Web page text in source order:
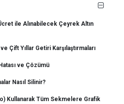
ile Alınabilecek Çeyrek Altın
Çift Yıllar Getiri Karşılaştırmaları
ve Çözümü
Nasıl Silinir?
Kullanarak Tüm Sekmelere Grafik